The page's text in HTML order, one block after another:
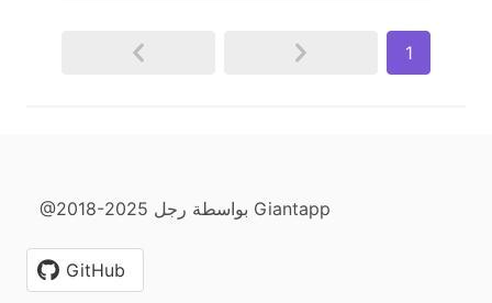
1
@2018-2025 بواسطة رجل Giantapp
GitHub